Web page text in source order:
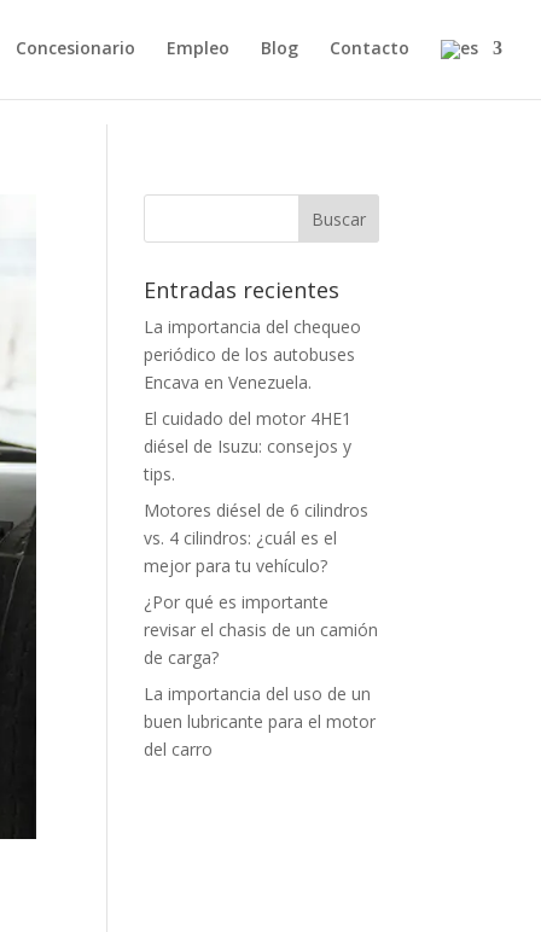
Concesionario Empleo Blog Contacto
Entradas recientes
La importancia del chequeo
periódico de los autobuses
Encava en Venezuela.
El cuidado del motor 4HE1
diésel de Isuzu: consejos y
tips.
Motores diésel de 6 cilindros
vs. 4 cilindros: ¿cuál es el
mejor para tu vehículo?
¿Por qué es importante
revisar el chasis de un camión
de carga?
La importancia del uso de un
buen lubricante para el motor
del carro